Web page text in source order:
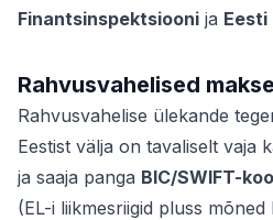
Finantsinspektsiooni ja Eesti
Rahvusvahelised
Rahvusvahelise ülekande
Eestist välja on tavaliselt vaja
ja saaja panga BIC/SWIFT-
(EL-i liikmesriigid pluss